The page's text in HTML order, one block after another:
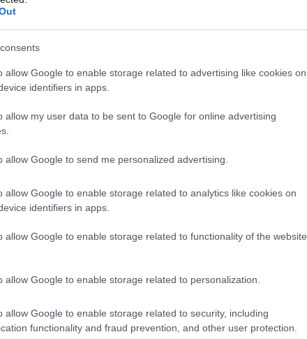
allow Google to enable storage related to advertising like cookies on
identifiers in apps.
allow my user data to be sent to Google for online advertising
allow Google to send me personalized advertising.
allow Google to enable storage related to analytics like cookies on
identifiers in apps.
allow Google to enable storage related to functionality of the website
allow Google to enable storage related to personalization.
allow Google to enable storage related to security, including
functionality and fraud prevention, and other user protection.
Notizie Gallura
Notizie Luras
di GalluraOggi.it
i tuoi video e le tue foto
+39 345 356 7512
news da